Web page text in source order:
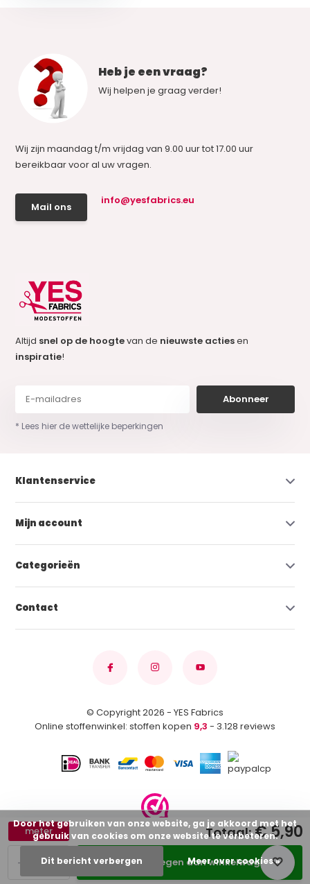
+
-
meter
Toevoegen aan winkelwagen
Totaal:€ 5,90
Heb je een vraag?
Wij helpen je graag verder!
Wij zijn maandag t/m vrijdag van 9.00 uur tot 17.00 uur
bereikbaar voor al uw vragen.
Mail ons
info@yesfabrics.eu
Altijd snel op de hoogtevan de nieuwste actiesen
inspiratie!
Abonneer
* Lees hier de wettelijke beperkingen
Klantenservice
Mijn account
Categorieën
Contact
© Copyright 2026 - YES Fabrics
Online stoffenwinkel: stoffen kopen 9,3 - 3.128 reviews
Door het gebruiken van onze website, ga je akkoord met het
gebruik van cookies om onze website te verbeteren.
Dit bericht verbergen Meer over cookies »